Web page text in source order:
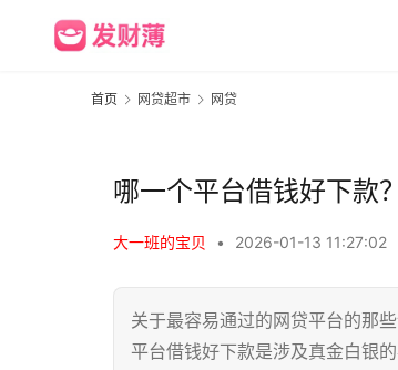
首页 网贷超市 网贷
哪一个平台借钱好下款
大一班的宝贝 • 2026-01-13 11:27:02
关于最容易通过的网贷平台的那
平台借钱好下款是涉及真金白银的